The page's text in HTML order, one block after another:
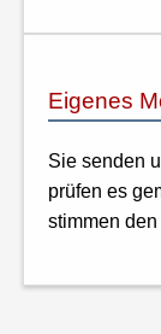
Eigenes
Sie senden
prüfen es
stimmen